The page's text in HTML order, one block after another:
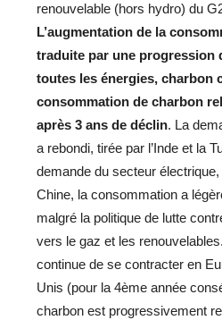
renouvelable (hors hydro) du
L’augmentation de la
traduite par une progression
toutes les énergies, charbon
consommation de charbon
après 3 ans de déclin. La
a rebondi, tirée par l’Inde et la
demande du secteur
Chine, la consommation a
malgré la politique de lutte
vers le gaz et les
continue de se contracter en
Unis (pour la 4ème année
charbon est progressivement